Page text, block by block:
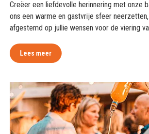
Creëer een liefdevolle herinnering met onze
ons een warme en gastvrije sfeer
afgestemd op jullie wensen voor de viering
Lees meer